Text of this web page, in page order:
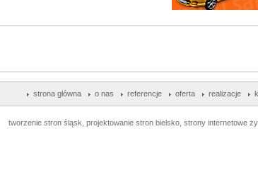
strona główna o nas referencje oferta realizacje
tworzenie stron śląsk, projektowanie stron bielsko, strony internetowe